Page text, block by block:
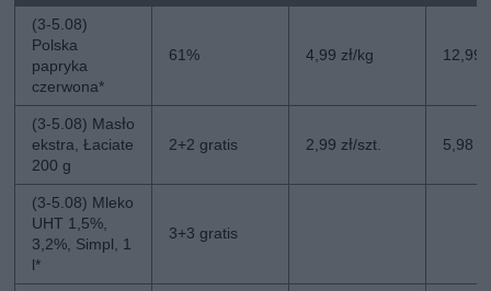
(3-5.08)
Polska
papryka
czerwona*
61% 4,99 zł/kg 12,99
(3-5.08) Masło
ekstra, Łaciate
200 g
2+2 gratis 2,99 zł/szt. 5,98
(3-5.08) Mleko
UHT 1,5%,
3,2%, Simpl, 1
l*
3+3 gratis